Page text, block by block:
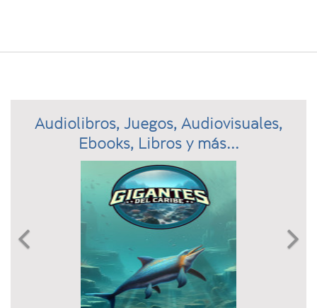
Audiolibros, Juegos, Audiovisuales,
Ebooks, Libros y más...
Previous 